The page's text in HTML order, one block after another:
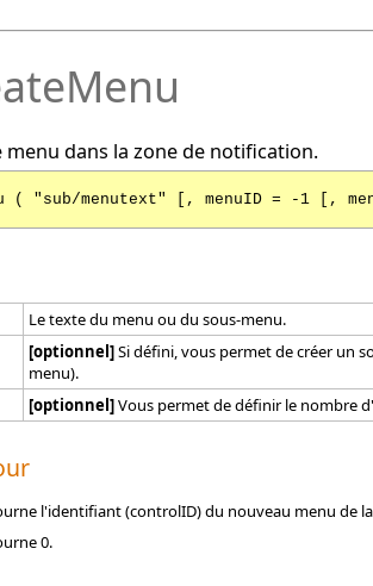
menu dans la zone de notification.
( "sub/menutext" [, menuID = -1 [,
Le texte du menu ou du sous-menu.
[optionnel]Si défini, vous permet de créer un
menu).
[optionnel]Vous permet de définir le nombre
l'identifiant (controlID) du nouveau menu de
0.